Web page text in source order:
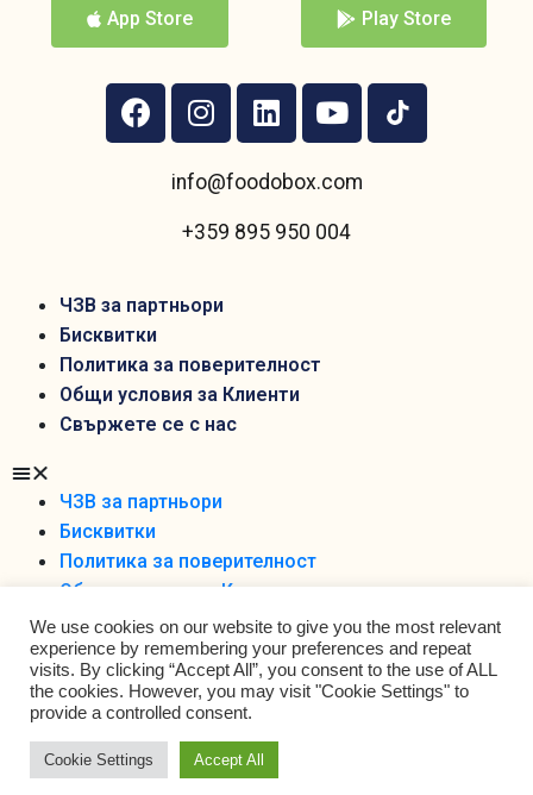
App Store Play Store
info@foodobox.com
+359 895 950 004
ЧЗВ за партньори
Бисквитки
Политика за поверителност
Общи условия за Клиенти
Свържете се с нас
ЧЗВ за партньори
Бисквитки
Политика за поверителност
Общи условия за Клиенти
Свържете се с нас
Foodobox 2021 Ltd ©
We use cookies on our website to give you the most relevant
experience by remembering your preferences and repeat
visits. By clicking “Accept All”, you consent to the use of ALL
the cookies. However, you may visit "Cookie Settings" to
provide a controlled consent.
Cookie Settings Accept All